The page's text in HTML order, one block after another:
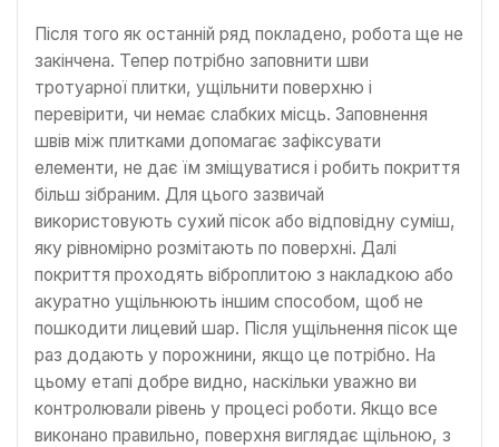
Після того як останній ряд покладено, робота ще не
закінчена. Тепер потрібно заповнити шви
тротуарної плитки, ущільнити поверхню і
перевірити, чи немає слабких місць. Заповнення
швів між плитками допомагає зафіксувати
елементи, не дає їм зміщуватися і робить покриття
більш зібраним. Для цього зазвичай
використовують сухий пісок або відповідну суміш,
яку рівномірно розмітають по поверхні. Далі
покриття проходять віброплитою з накладкою або
акуратно ущільнюють іншим способом, щоб не
пошкодити лицевий шар. Після ущільнення пісок ще
раз додають у порожнини, якщо це потрібно. На
цьому етапі добре видно, наскільки уважно ви
контролювали рівень у процесі роботи. Якщо все
виконано правильно, поверхня виглядає щільною, з